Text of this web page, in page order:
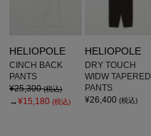
HELIOPOLE
CINCH BACK
PANTS
¥25,300(税込)
→¥15,180(税込)
HELIOPOLE
DRY TOUCH
WIDW TAPERED
PANTS
¥26,400 (税込)